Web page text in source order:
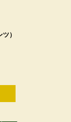
）